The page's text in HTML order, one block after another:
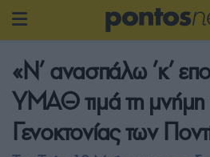
«Ν’ ανασπάλω ’κ’
ΥΜΑΘ τιμά τη μνήμη
Γενοκτονίας των